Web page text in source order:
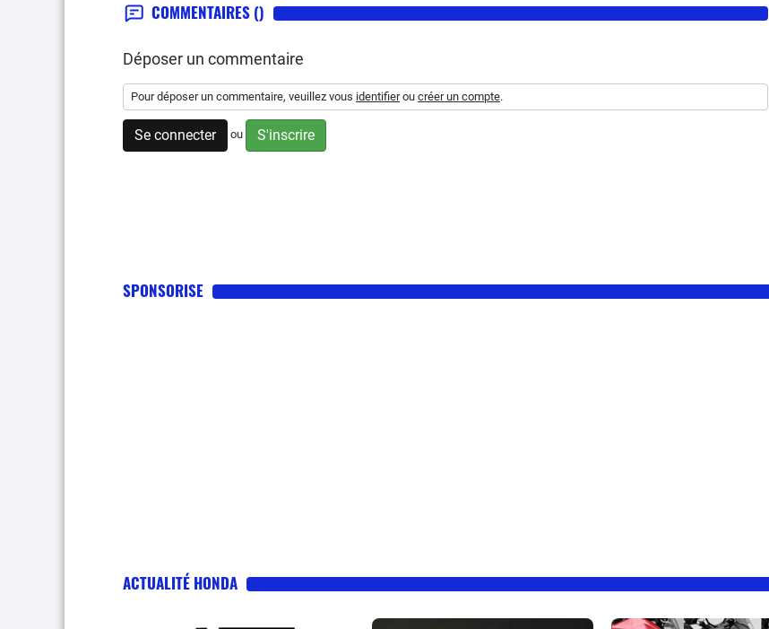
COMMENTAIRES ()
Déposer un commentaire
Pour déposer un commentaire, veuillez vous identifierou créer un compte.
Se connecter ou S'inscrire
SPONSORISE
ACTUALITÉ HONDA